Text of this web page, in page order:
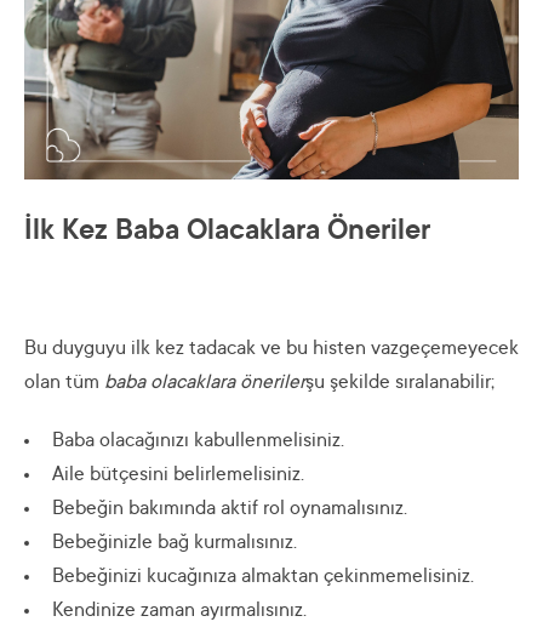
İlk Kez Baba Olacaklara Öneriler
Bu duyguyu ilk kez tadacak ve bu histen vazgeçemeyecek
olan tüm baba olacaklara önerilerşu şekilde sıralanabilir;
Baba olacağınızı kabullenmelisiniz.
Aile bütçesini belirlemelisiniz.
Bebeğin bakımında aktif rol oynamalısınız.
Bebeğinizle bağ kurmalısınız.
Bebeğinizi kucağınıza almaktan çekinmemelisiniz.
Kendinize zaman ayırmalısınız.